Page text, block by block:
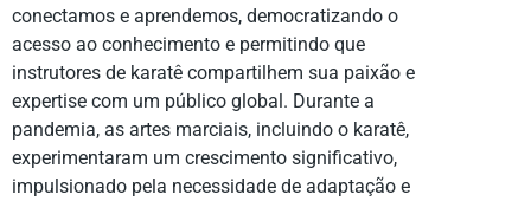
conectamos e aprendemos, democratizando o
acesso ao conhecimento e permitindo que
instrutores de karatê compartilhem sua paixão e
expertise com um público global. Durante a
pandemia, as artes marciais, incluindo o karatê,
experimentaram um crescimento significativo,
impulsionado pela necessidade de adaptação e